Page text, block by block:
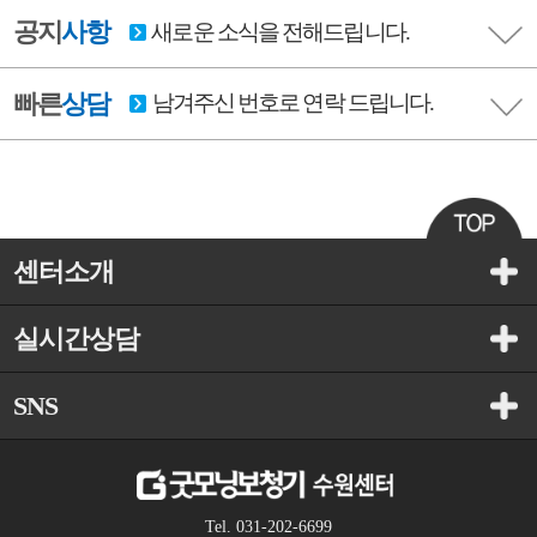
공지사항 새로운 소식을 전해드립니다.
빠른상담 남겨주신 번호로 연락 드립니다.
센터소개
실시간상담
SNS
Tel. 031-202-6699